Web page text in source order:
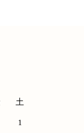
土
1